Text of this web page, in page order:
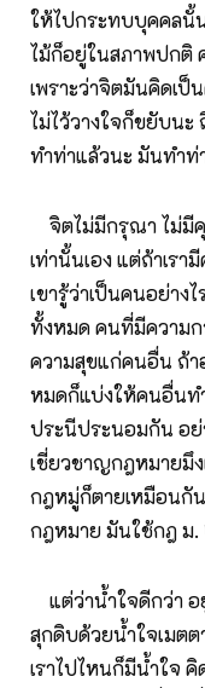
ให้ไปกระทบบุคคลนั้
ไม้ก็อยู่ในสภาพปกติ
เพราะว่าจิตมันคิดเ
ไม่ไว้วางใจก็ขยับน
ทำท่าแล้วนะ มันทำท่
จิตไม่มีกรุณา ไม่มี
เท่านั้นเอง แต่ถ้าเร
เขารู้ว่าเป็นคนอย่าง
ทั้งหมด คนที่มีความก
ความสุขแก่คนอื่น ถ้าอ
หมดก็แบ่งให้คนอื่นท
ประนีประนอมกัน อย่
เชี่ยวชาญกฎหมายมึ
กฎหมู่ก็ตายเหมือนกั
กฎหมาย มันใช้กฎ ม.
แต่ว่าน้ำใจดีกว่า อ
สุกดิบด้วยน้ำใจเมตต
เราไปไหนก็มีน้ำใจ